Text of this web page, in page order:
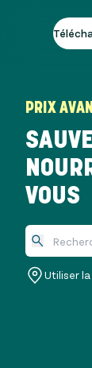
PRIX
VOUS
Utiliser